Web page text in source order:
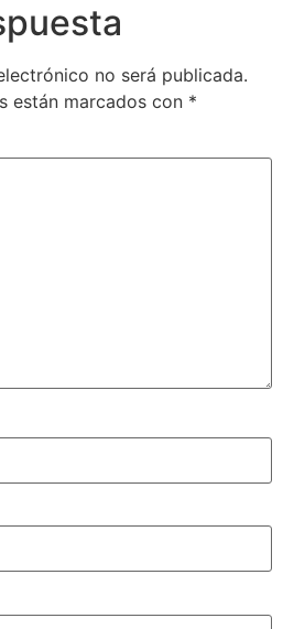
no será publicada.
están marcados con *